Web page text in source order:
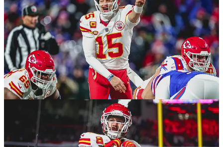
Travis Kelce: Der Fixpunkt in der
Offensive
Ob Travis Kelce auf dem Platz steht oder nicht, ist bei den Chiefs
immer sofort sichtbar. Wenn er von der Line of Scrimmage in